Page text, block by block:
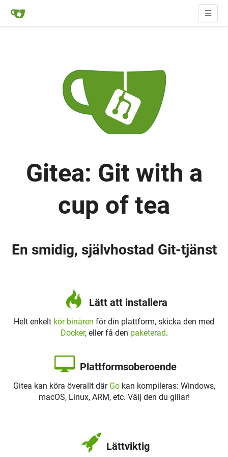
Gitea: Git with a
cup of tea
En smidig, självhostad Git-tjänst
Lätt att installera
Helt enkelt kör binären för din plattform, skicka den med
Docker, eller få den paketerad.
Plattformsoberoende
Gitea kan köra överallt där Gokan kompileras: Windows,
macOS, Linux, ARM, etc. Välj den du gillar!
Lättviktig